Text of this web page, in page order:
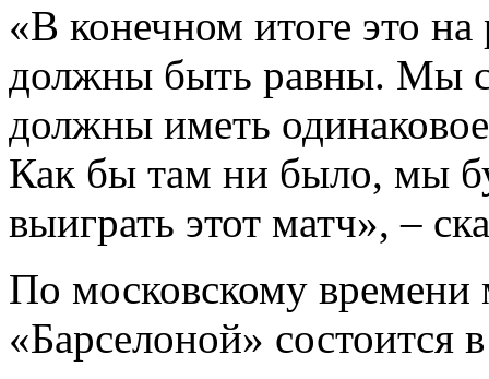
«В конечном итоге это
должны быть равны. Мы
должны иметь
Как бы там ни было, мы
выиграть этот матч», –
По московскому
«Барселоной» состоится